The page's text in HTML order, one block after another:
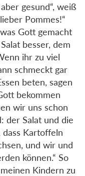
gesund“, weiß
Pommes!“
Gott gemacht
besser, dem
ihr zu viel
schmeckt gar
beten, sagen
bekommen
wir uns schon
der Salat und die
Kartoffeln
und wir und
können.“ So
Kindern zu